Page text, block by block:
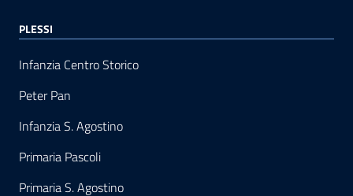
PLESSI
Infanzia Centro Storico
Peter Pan
Infanzia S. Agostino
Primaria Pascoli
Primaria S. Agostino